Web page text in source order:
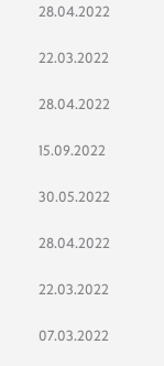
28.04.2022
22.03.2022
28.04.2022
15.09.2022
30.05.2022
28.04.2022
22.03.2022
07.03.2022